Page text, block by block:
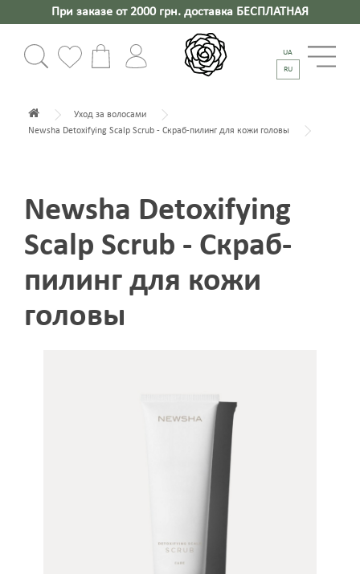
При заказе от 2000 грн. доставка БЕСПЛАТНАЯ
UA
RU
Уход за волосами
Newsha Detoxifying Scalp Scrub - Скраб-пилинг для кожи головы
Newsha Detoxifying
Scalp Scrub - Скраб-
пилинг для кожи
головы